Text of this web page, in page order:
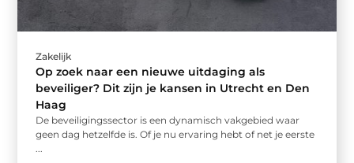
Zakelijk
Op zoek naar een nieuwe uitdaging als
beveiliger? Dit zijn je kansen in Utrecht en Den
Haag
De beveiligingssector is een dynamisch vakgebied waar
geen dag hetzelfde is. Of je nu ervaring hebt of net je eerste
...